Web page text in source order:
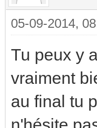
05-09-2014,
Tu peux y
vraiment
au final tu